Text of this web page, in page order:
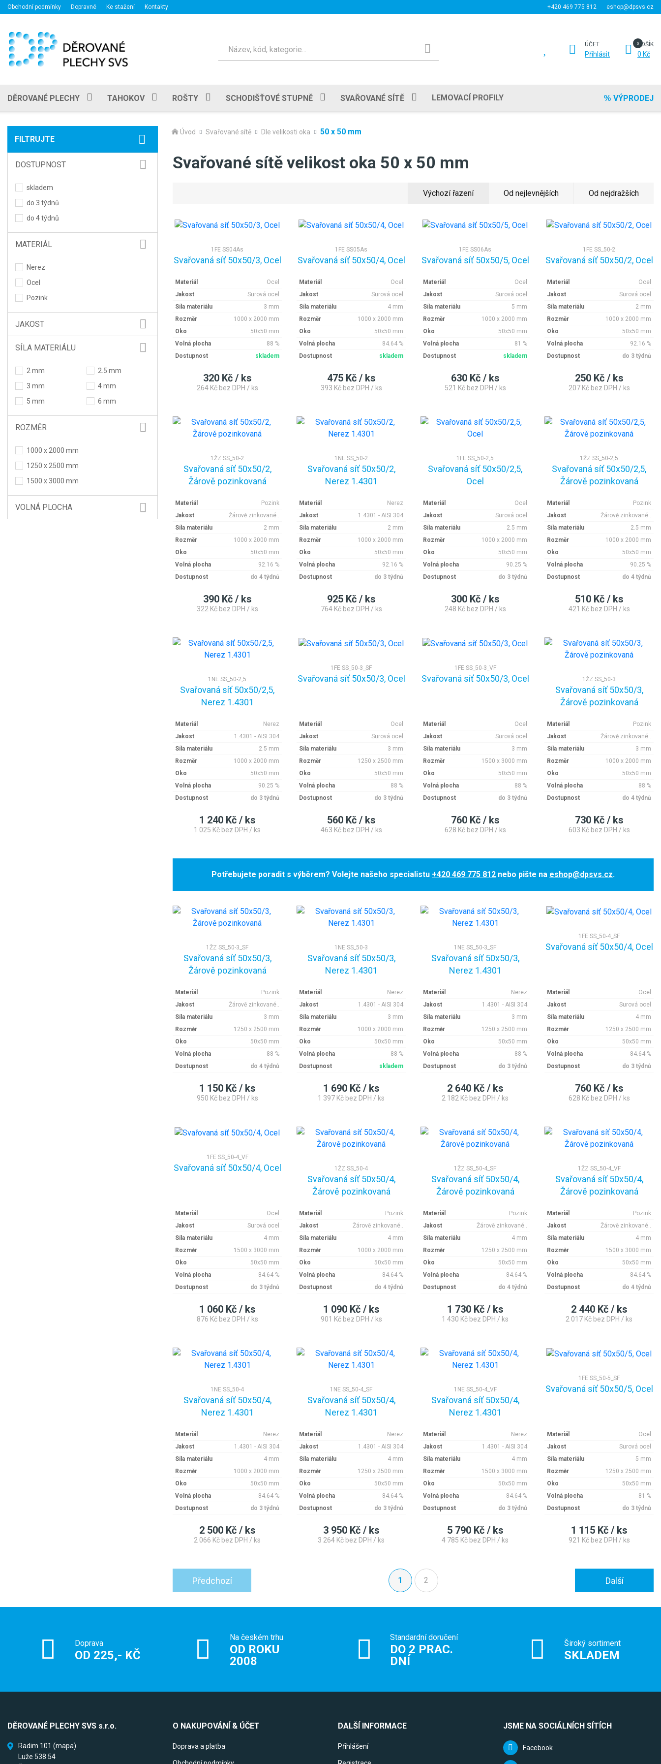
Obchodní podmínky Dopravné Ke stažení Kontakty +420 469 775 812 eshop@dpsvs.cz
ÚČET
Přihlásit
KOŠÍK
0 Kč
DĚROVANÉ PLECHY TAHOKOV ROŠTY SCHODIŠŤOVÉ STUPNĚ SVAŘOVANÉ SÍTĚ LEMOVACÍ PROFILY VÝPRODEJ
FILTRUJTE
DOSTUPNOST
skladem
do 3 týdnů
do 4 týdnů
MATERIÁL
Nerez
Ocel
Pozink
JAKOST
SÍLA MATERIÁLU
2 mm
2.5 mm
3 mm
4 mm
5 mm
6 mm
ROZMĚR
1000 x 2000 mm
1250 x 2500 mm
1500 x 3000 mm
VOLNÁ PLOCHA
Úvod Svařované sítě Dle velikosti oka 50 x 50 mm
Svařované sítě velikost oka 50 x 50 mm
Výchozí řazení Od nejlevnějších Od nejdražších
1FE SS04As
Svařovaná síť 50x50/3, Ocel
Materiál
Ocel
Jakost
Surová ocel
Síla materiálu
3 mm
Rozměr
1000 x 2000 mm
Oko
50x50 mm
Volná plocha
88 %
Dostupnost
skladem
320 Kč / ks
264 Kč bez DPH / ks
1FE SS05As
Svařovaná síť 50x50/4, Ocel
Materiál
Ocel
Jakost
Surová ocel
Síla materiálu
4 mm
Rozměr
1000 x 2000 mm
Oko
50x50 mm
Volná plocha
84.64 %
Dostupnost
skladem
475 Kč / ks
393 Kč bez DPH / ks
1FE SS06As
Svařovaná síť 50x50/5, Ocel
Materiál
Ocel
Jakost
Surová ocel
Síla materiálu
5 mm
Rozměr
1000 x 2000 mm
Oko
50x50 mm
Volná plocha
81 %
Dostupnost
skladem
630 Kč / ks
521 Kč bez DPH / ks
1FE SS_50-2
Svařovaná síť 50x50/2, Ocel
Materiál
Ocel
Jakost
Surová ocel
Síla materiálu
2 mm
Rozměr
1000 x 2000 mm
Oko
50x50 mm
Volná plocha
92.16 %
Dostupnost
do 3 týdnů
250 Kč / ks
207 Kč bez DPH / ks
1ŽZ SS_50-2
Svařovaná síť 50x50/2,
Žárově pozinkovaná
Materiál
Pozink
Jakost
Žárově zinkované..
Síla materiálu
2 mm
Rozměr
1000 x 2000 mm
Oko
50x50 mm
Volná plocha
92.16 %
Dostupnost
do 4 týdnů
390 Kč / ks
322 Kč bez DPH / ks
1NE SS_50-2
Svařovaná síť 50x50/2,
Nerez 1.4301
Materiál
Nerez
Jakost
1.4301 - AISI 304
Síla materiálu
2 mm
Rozměr
1000 x 2000 mm
Oko
50x50 mm
Volná plocha
92.16 %
Dostupnost
do 3 týdnů
925 Kč / ks
764 Kč bez DPH / ks
1FE SS_50-2,5
Svařovaná síť 50x50/2,5,
Ocel
Materiál
Ocel
Jakost
Surová ocel
Síla materiálu
2.5 mm
Rozměr
1000 x 2000 mm
Oko
50x50 mm
Volná plocha
90.25 %
Dostupnost
do 3 týdnů
300 Kč / ks
248 Kč bez DPH / ks
1ŽZ SS_50-2,5
Svařovaná síť 50x50/2,5,
Žárově pozinkovaná
Materiál
Pozink
Jakost
Žárově zinkované..
Síla materiálu
2.5 mm
Rozměr
1000 x 2000 mm
Oko
50x50 mm
Volná plocha
90.25 %
Dostupnost
do 4 týdnů
510 Kč / ks
421 Kč bez DPH / ks
1NE SS_50-2,5
Svařovaná síť 50x50/2,5,
Nerez 1.4301
Materiál
Nerez
Jakost
1.4301 - AISI 304
Síla materiálu
2.5 mm
Rozměr
1000 x 2000 mm
Oko
50x50 mm
Volná plocha
90.25 %
Dostupnost
do 3 týdnů
1 240 Kč / ks
1 025 Kč bez DPH / ks
1FE SS_50-3_SF
Svařovaná síť 50x50/3, Ocel
Materiál
Ocel
Jakost
Surová ocel
Síla materiálu
3 mm
Rozměr
1250 x 2500 mm
Oko
50x50 mm
Volná plocha
88 %
Dostupnost
do 3 týdnů
560 Kč / ks
463 Kč bez DPH / ks
1FE SS_50-3_VF
Svařovaná síť 50x50/3, Ocel
Materiál
Ocel
Jakost
Surová ocel
Síla materiálu
3 mm
Rozměr
1500 x 3000 mm
Oko
50x50 mm
Volná plocha
88 %
Dostupnost
do 3 týdnů
760 Kč / ks
628 Kč bez DPH / ks
1ŽZ SS_50-3
Svařovaná síť 50x50/3,
Žárově pozinkovaná
Materiál
Pozink
Jakost
Žárově zinkované..
Síla materiálu
3 mm
Rozměr
1000 x 2000 mm
Oko
50x50 mm
Volná plocha
88 %
Dostupnost
do 4 týdnů
730 Kč / ks
603 Kč bez DPH / ks
Potřebujete poradit s výběrem? Volejte našeho specialistu +420 469 775 812 nebo pište na eshop@dpsvs.cz.
1ŽZ SS_50-3_SF
Svařovaná síť 50x50/3,
Žárově pozinkovaná
Materiál
Pozink
Jakost
Žárově zinkované..
Síla materiálu
3 mm
Rozměr
1250 x 2500 mm
Oko
50x50 mm
Volná plocha
88 %
Dostupnost
do 4 týdnů
1 150 Kč / ks
950 Kč bez DPH / ks
1NE SS_50-3
Svařovaná síť 50x50/3,
Nerez 1.4301
Materiál
Nerez
Jakost
1.4301 - AISI 304
Síla materiálu
3 mm
Rozměr
1000 x 2000 mm
Oko
50x50 mm
Volná plocha
88 %
Dostupnost
skladem
1 690 Kč / ks
1 397 Kč bez DPH / ks
1NE SS_50-3_SF
Svařovaná síť 50x50/3,
Nerez 1.4301
Materiál
Nerez
Jakost
1.4301 - AISI 304
Síla materiálu
3 mm
Rozměr
1250 x 2500 mm
Oko
50x50 mm
Volná plocha
88 %
Dostupnost
do 3 týdnů
2 640 Kč / ks
2 182 Kč bez DPH / ks
1FE SS_50-4_SF
Svařovaná síť 50x50/4, Ocel
Materiál
Ocel
Jakost
Surová ocel
Síla materiálu
4 mm
Rozměr
1250 x 2500 mm
Oko
50x50 mm
Volná plocha
84.64 %
Dostupnost
do 3 týdnů
760 Kč / ks
628 Kč bez DPH / ks
1FE SS_50-4_VF
Svařovaná síť 50x50/4, Ocel
Materiál
Ocel
Jakost
Surová ocel
Síla materiálu
4 mm
Rozměr
1500 x 3000 mm
Oko
50x50 mm
Volná plocha
84.64 %
Dostupnost
do 3 týdnů
1 060 Kč / ks
876 Kč bez DPH / ks
1ŽZ SS_50-4
Svařovaná síť 50x50/4,
Žárově pozinkovaná
Materiál
Pozink
Jakost
Žárově zinkované..
Síla materiálu
4 mm
Rozměr
1000 x 2000 mm
Oko
50x50 mm
Volná plocha
84.64 %
Dostupnost
do 4 týdnů
1 090 Kč / ks
901 Kč bez DPH / ks
1ŽZ SS_50-4_SF
Svařovaná síť 50x50/4,
Žárově pozinkovaná
Materiál
Pozink
Jakost
Žárově zinkované..
Síla materiálu
4 mm
Rozměr
1250 x 2500 mm
Oko
50x50 mm
Volná plocha
84.64 %
Dostupnost
do 4 týdnů
1 730 Kč / ks
1 430 Kč bez DPH / ks
1ŽZ SS_50-4_VF
Svařovaná síť 50x50/4,
Žárově pozinkovaná
Materiál
Pozink
Jakost
Žárově zinkované..
Síla materiálu
4 mm
Rozměr
1500 x 3000 mm
Oko
50x50 mm
Volná plocha
84.64 %
Dostupnost
do 4 týdnů
2 440 Kč / ks
2 017 Kč bez DPH / ks
1NE SS_50-4
Svařovaná síť 50x50/4,
Nerez 1.4301
Materiál
Nerez
Jakost
1.4301 - AISI 304
Síla materiálu
4 mm
Rozměr
1000 x 2000 mm
Oko
50x50 mm
Volná plocha
84.64 %
Dostupnost
do 3 týdnů
2 500 Kč / ks
2 066 Kč bez DPH / ks
1NE SS_50-4_SF
Svařovaná síť 50x50/4,
Nerez 1.4301
Materiál
Nerez
Jakost
1.4301 - AISI 304
Síla materiálu
4 mm
Rozměr
1250 x 2500 mm
Oko
50x50 mm
Volná plocha
84.64 %
Dostupnost
do 3 týdnů
3 950 Kč / ks
3 264 Kč bez DPH / ks
1NE SS_50-4_VF
Svařovaná síť 50x50/4,
Nerez 1.4301
Materiál
Nerez
Jakost
1.4301 - AISI 304
Síla materiálu
4 mm
Rozměr
1500 x 3000 mm
Oko
50x50 mm
Volná plocha
84.64 %
Dostupnost
do 3 týdnů
5 790 Kč / ks
4 785 Kč bez DPH / ks
1FE SS_50-5_SF
Svařovaná síť 50x50/5, Ocel
Materiál
Ocel
Jakost
Surová ocel
Síla materiálu
5 mm
Rozměr
1250 x 2500 mm
Oko
50x50 mm
Volná plocha
81 %
Dostupnost
do 3 týdnů
1 115 Kč / ks
921 Kč bez DPH / ks
Předchozí 1(aktuální)
2 Další
Doprava
OD 225,- KČ
Na českém trhu
OD ROKU
2008
Standardní doručení
DO 2 PRAC.
DNÍ
Široký sortiment
SKLADEM
DĚROVANÉ PLECHY SVS s.r.o.
Radim 101 (mapa)
Luže 538 54
O NAKUPOVÁNÍ & ÚČET
Doprava a platba
DALŠÍ INFORMACE
Přihlášení
JSME NA SOCIÁLNÍCH SÍTÍCH
Facebook